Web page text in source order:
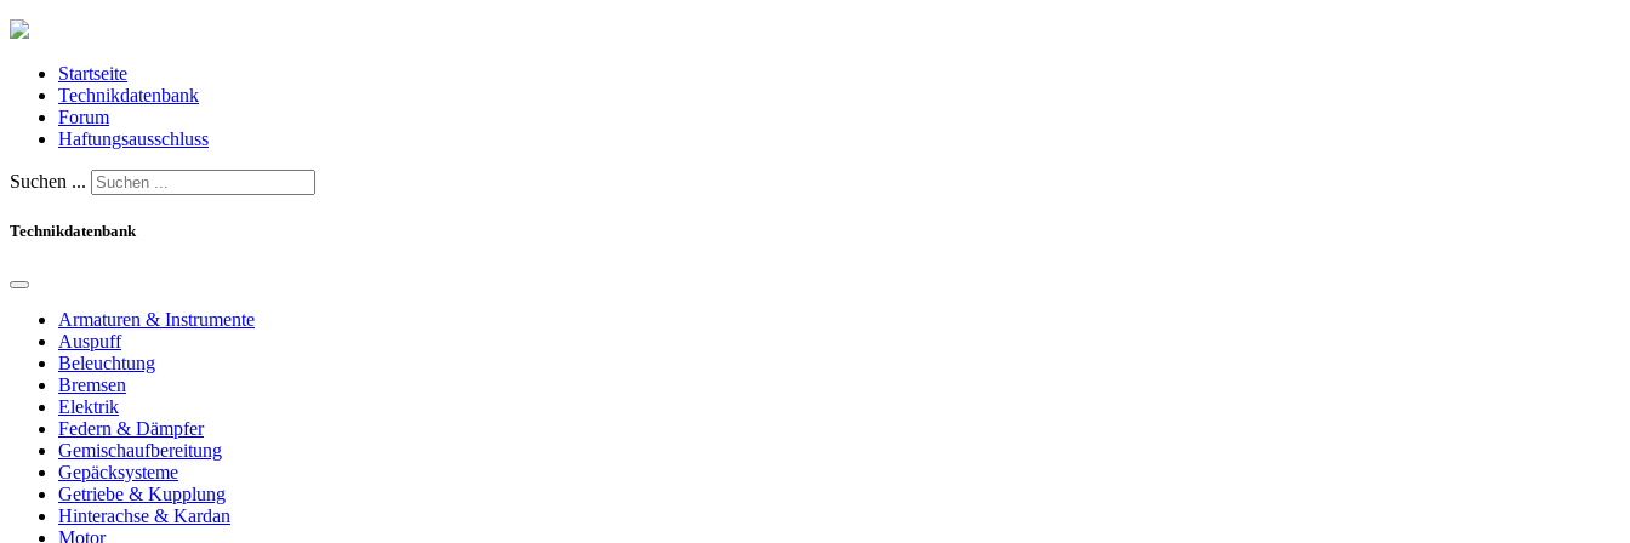
Startseite
Technikdatenbank
Forum
Haftungsausschluss
Suchen ...
Technikdatenbank
Armaturen & Instrumente
Auspuff
Beleuchtung
Bremsen
Elektrik
Federn & Dämpfer
Gemischaufbereitung
Gepäcksysteme
Getriebe & Kupplung
Hinterachse & Kardan
Motor